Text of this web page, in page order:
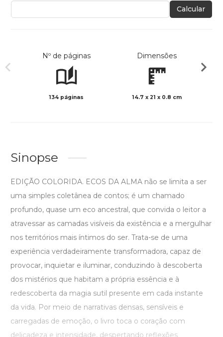
Calcular
Nº de páginas
134 páginas
Dimensões
14.7 x 21 x 0.8 cm
Sinopse
EDIÇÃO COLORIDA. ECOS DA ALMA não se limita a ser
uma simples coletânea de contos; é um chamado
profundo, quase um eco ancestral, que convida o leitor a
atravessar as camadas visíveis da existência e a mergulhar
nos territórios mais íntimos do ser. Trata-se de uma
experiência verdadeiramente transformadora, capaz de
provocar, inquietar e iluminar, conduzindo à descoberta
dos mistérios que habitam a própria essência e à
redescoberta da magia sutil presente em cada instante
da vida. Por meio de narrativas densas, sensíveis e
carregadas de emoção, o livro toca o coração com
delicadeza e intensidade, despertando reflexões